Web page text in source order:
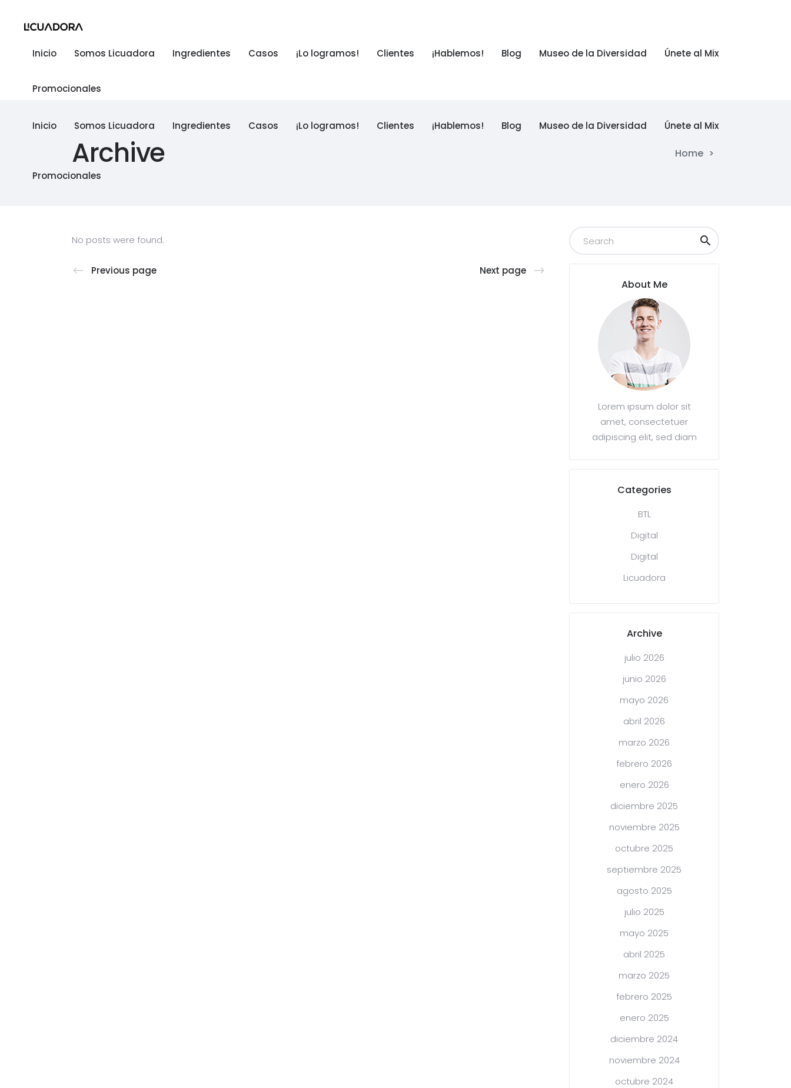
Inicio Somos Licuadora Ingredientes Casos ¡Lo logramos! Clientes ¡Hablemos! Blog Museo de la Diversidad Únete al Mix
Promocionales
Inicio Somos Licuadora Ingredientes Casos ¡Lo logramos! Clientes ¡Hablemos! Blog Museo de la Diversidad Únete al Mix
Promocionales
Archive Home >
No posts were found.
Previous page Next page
About Me
Lorem ipsum dolor sit
amet, consectetuer
adipiscing elit, sed diam
Categories
BTL
Digital
Digital
Licuadora
Archive
julio 2026
junio 2026
mayo 2026
abril 2026
marzo 2026
febrero 2026
enero 2026
diciembre 2025
noviembre 2025
octubre 2025
septiembre 2025
agosto 2025
julio 2025
mayo 2025
abril 2025
marzo 2025
febrero 2025
enero 2025
diciembre 2024
noviembre 2024
octubre 2024